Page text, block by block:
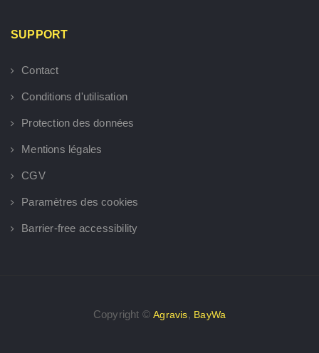
SUPPORT
Contact
Conditions d'utilisation
Protection des données
Mentions légales
CGV
Paramètres des cookies
Barrier-free accessibility
Copyright ©Agravis, BayWa